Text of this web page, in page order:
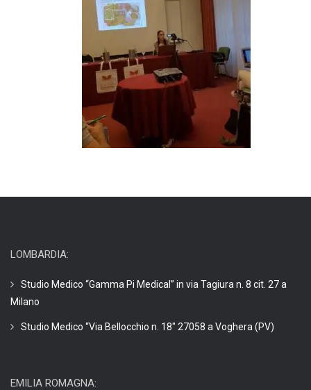
LOMBARDIA:
Studio Medico “Gamma Pi Medical” in via Tagiura n. 8 cit. 27 a
Milano
Studio Medico “Via Bellocchio n. 18″ 27058 a Voghera (PV)
EMILIA ROMAGNA: